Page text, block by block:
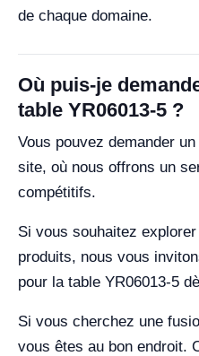
de chaque domaine.
Où puis-je
table YR06013-5 ?
Vous pouvez demander
site, où nous offrons un
compétitifs.
Si vous souhaitez
produits, nous vous
pour la table YR06013-5
Si vous cherchez une
vous êtes au bon endroit.